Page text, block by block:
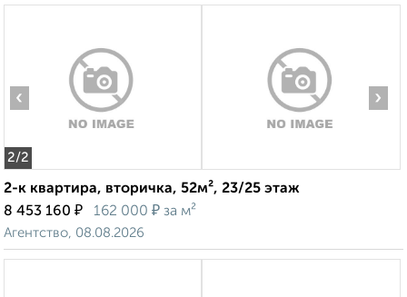
2/2
‹ ›
2-к квартира, вторичка, 52м², 23/25 этаж
8 453 160 ₽ 162 000 ₽ за м²
Агентство, 08.08.2026